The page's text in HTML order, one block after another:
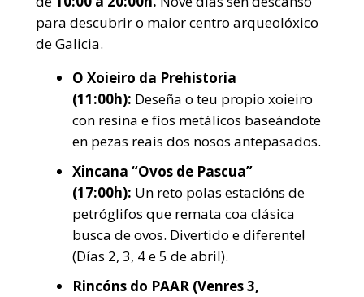
para descubrir o maior centro arqueolóxico
de Galicia.
O Xoieiro da Prehistoria
(11:00h): Deseña o teu propio xoieiro
con resina e fíos metálicos baseándote
en pezas reais dos nosos antepasados.
Xincana “Ovos de Pascua”
(17:00h): Un reto polas estacións de
petróglifos que remata coa clásica
busca de ovos. Divertido e diferente!
(Días 2, 3, 4 e 5 de abril).
Rincóns do PAAR (Venres 3,